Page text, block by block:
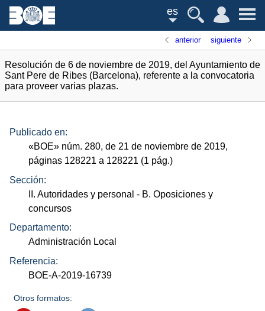
es
anterior siguiente
Resolución de 6 de noviembre de 2019, del Ayuntamiento de
Sant Pere de Ribes (Barcelona), referente a la convocatoria
para proveer varias plazas.
Publicado en:
«BOE» núm. 280, de 21 de noviembre de 2019,
páginas 128221 a 128221 (1 pág.)
Sección:
II. Autoridades y personal - B. Oposiciones y
concursos
Departamento:
Administración Local
Referencia:
BOE-A-2019-16739
Otros formatos: